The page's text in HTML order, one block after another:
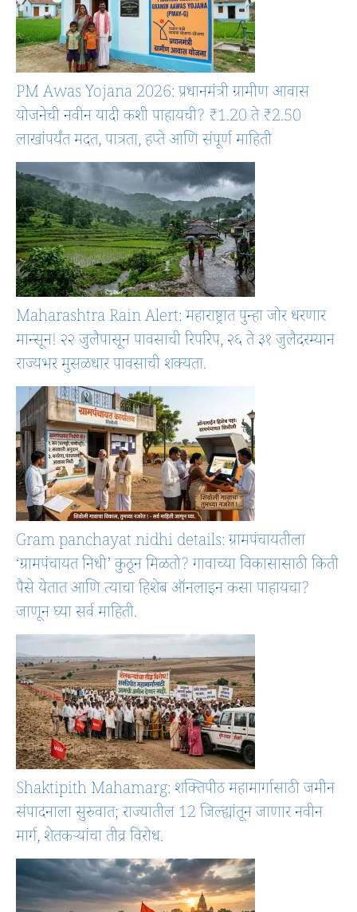
PM Awas Yojana 2026: प्रधानमंत्री ग्रामीण आवास
योजनेची नवीन यादी कशी पाहायची? ₹1.20 ते ₹2.50
लाखांपर्यंत मदत, पात्रता, हप्ते आणि संपूर्ण माहिती
Maharashtra Rain Alert: महाराष्ट्रात पुन्हा जोर धरणार
मान्सून! २२ जुलैपासून पावसाची रिपरिप, २६ ते ३१ जुलैदरम्यान
राज्यभर मुसळधार पावसाची शक्यता.
Gram panchayat nidhi details: ग्रामपंचायतीला
‘ग्रामपंचायत निधी’ कुठून मिळतो? गावाच्या विकासासाठी किती
पैसे येतात आणि त्याचा हिशेब ऑनलाइन कसा पाहायचा?
जाणून घ्या सर्व माहिती.
Shaktipith Mahamarg: शक्तिपीठ महामार्गासाठी जमीन
संपादनाला सुरुवात; राज्यातील 12 जिल्ह्यांतून जाणार नवीन
मार्ग, शेतकऱ्यांचा तीव्र विरोध.